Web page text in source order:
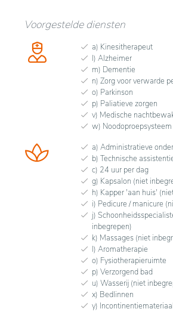
Voorgestelde diensten
a) Kinesitherapeut
l) Alzheimer
m) Dementie
n) Zorg voor verwarde
o) Parkinson
p) Paliatieve zorgen
v) Medische
w) Noodoproepsysteem
a) Administratieve
b) Technische
c) 24 uur per dag
g) Kapsalon (niet
h) Kapper 'aan huis'
i) Pedicure / manicure
j)
inbegrepen)
k) Massages (niet
l) Aromatherapie
o) Fysiotherapieruimte
p) Verzorgend bad
u) Wasserij (niet
x) Bedlinnen
y) Incontinentiemateriaal